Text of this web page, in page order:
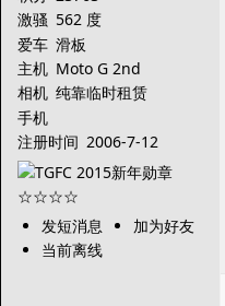
激骚 562 度
爱车 滑板
主机 Moto G 2nd
相机 纯靠临时租赁
手机
注册时间 2006-7-12
发短消息
加为好友
当前离线